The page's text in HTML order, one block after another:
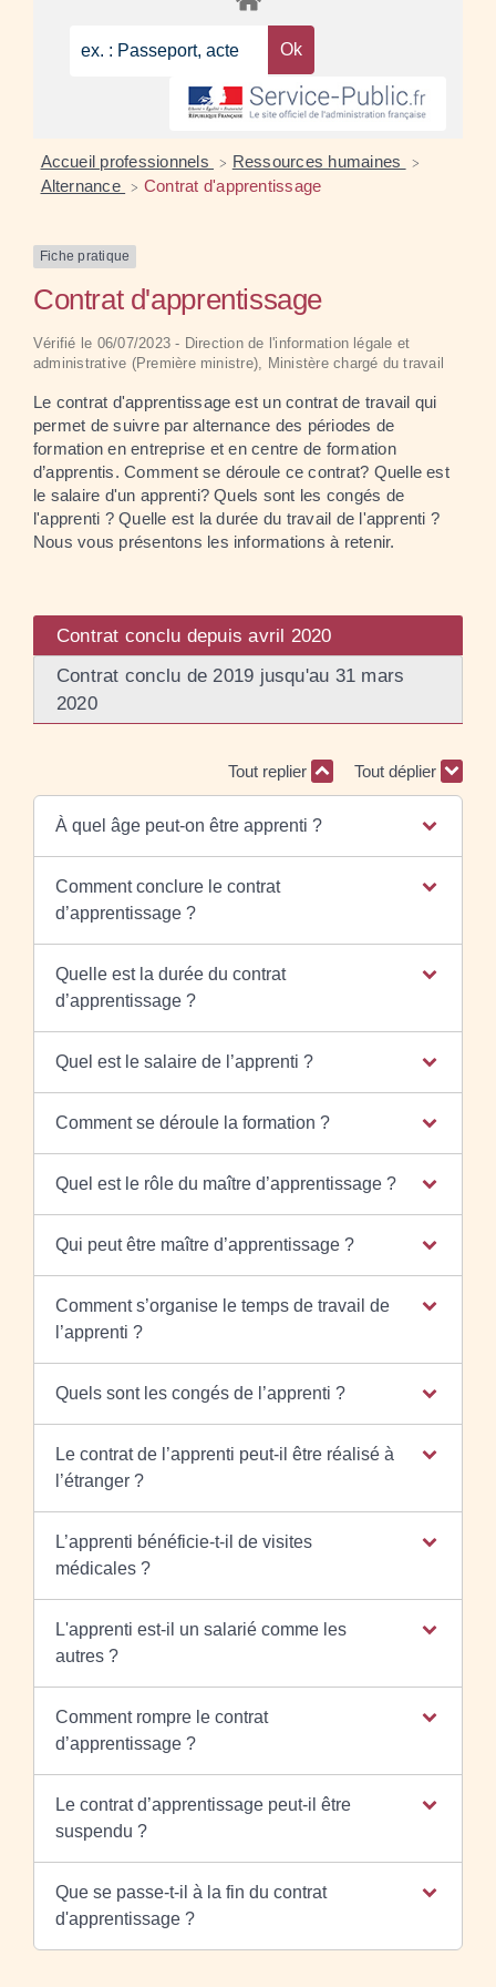
Accueil professionnels > Ressources humaines >
Alternance > Contrat d'apprentissage
Fiche pratique
Contrat d'apprentissage
Vérifié le 06/07/2023 - Direction de l'information légale et
administrative (Première ministre), Ministère chargé du travail
Le contrat d'apprentissage est un contrat de travail qui
permet de suivre par alternance des périodes de
formation en entreprise et en centre de formation
d’apprentis. Comment se déroule ce contrat? Quelle est
le salaire d'un apprenti? Quels sont les congés de
l'apprenti ? Quelle est la durée du travail de l'apprenti ?
Nous vous présentons les informations à retenir.
Contrat conclu depuis avril 2020
Contrat conclu de 2019 jusqu'au 31 mars
2020
Tout replier Tout déplier
À quel âge peut-on être apprenti ?
Comment conclure le contrat
d’apprentissage ?
Quelle est la durée du contrat
d’apprentissage ?
Quel est le salaire de l’apprenti ?
Comment se déroule la formation ?
Quel est le rôle du maître d’apprentissage ?
Qui peut être maître d’apprentissage ?
Comment s’organise le temps de travail de
l’apprenti ?
Quels sont les congés de l’apprenti ?
Le contrat de l’apprenti peut-il être réalisé à
l’étranger ?
L’apprenti bénéficie-t-il de visites
médicales ?
L'apprenti est-il un salarié comme les
autres ?
Comment rompre le contrat
d’apprentissage ?
Le contrat d’apprentissage peut-il être
suspendu ?
Que se passe-t-il à la fin du contrat
d'apprentissage ?